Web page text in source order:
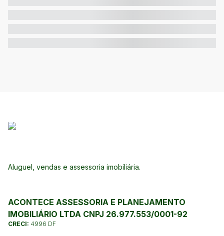
Aluguel, vendas e assessoria imobiliária.
ACONTECE ASSESSORIA E PLANEJAMENTO
IMOBILIÁRIO LTDA CNPJ 26.977.553/0001-92
CRECI: 4996 DF